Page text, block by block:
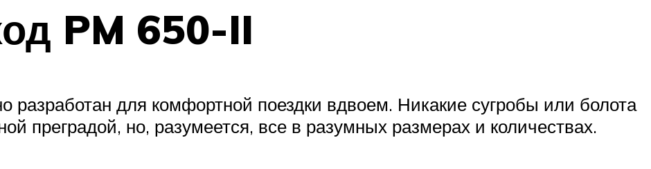
PM 650-II
разработан для комфортной поездки вдвоем. Никакие сугробы или болота
преградой, но, разумеется, все в разумных размерах и количествах.